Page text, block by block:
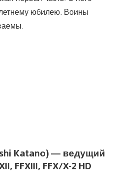
юбилею. Воины
Katano) — ведущий
FFXIII, FFX/X-2 HD